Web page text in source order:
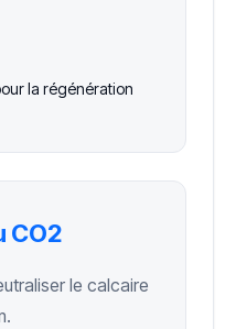
la régénération
CO2
le calcaire